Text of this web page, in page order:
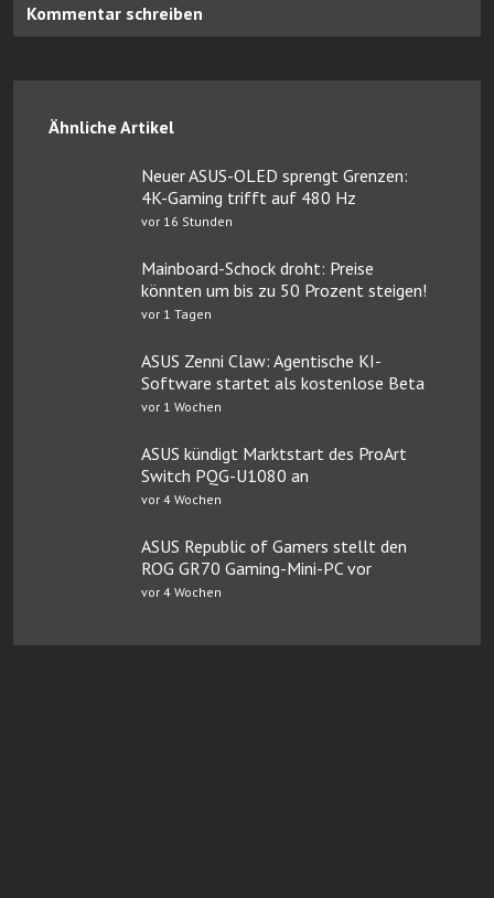
Kommentar schreiben
Ähnliche Artikel
Neuer ASUS-OLED sprengt Grenzen:
4K-Gaming trifft auf 480 Hz
vor 16 Stunden
Mainboard-Schock droht: Preise
könnten um bis zu 50 Prozent steigen!
vor 1 Tagen
ASUS Zenni Claw: Agentische KI-
Software startet als kostenlose Beta
vor 1 Wochen
ASUS kündigt Marktstart des ProArt
Switch PQG-U1080 an
vor 4 Wochen
ASUS Republic of Gamers stellt den
ROG GR70 Gaming-Mini-PC vor
vor 4 Wochen